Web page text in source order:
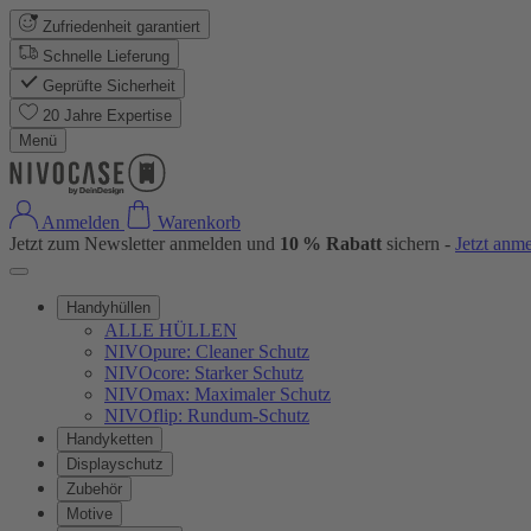
Zufriedenheit garantiert
Schnelle Lieferung
Geprüfte Sicherheit
20 Jahre Expertise
Menü
Anmelden
Warenkorb
Jetzt zum Newsletter anmelden und 10 % Rabatt sichern - Jetzt
Handyhüllen
ALLE HÜLLEN
NIVOpure: Cleaner Schutz
NIVOcore: Starker Schutz
NIVOmax: Maximaler Schutz
NIVOflip: Rundum-Schutz
Handyketten
Displayschutz
Zubehör
Motive